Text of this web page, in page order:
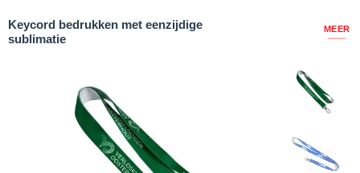
Keycord bedrukken met eenzijdige
sublimatie
MEER